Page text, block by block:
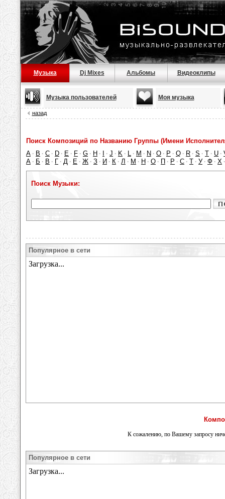
Музыка Dj Mixes Альбомы Видеоклипы
Музыка пользователей Моя музыка
назад
Поиск Композиций по Названию Группы (Имени
A · B · C · D · E · F · G · H · · J · K · L · M · N · O · P · Q · R · S · T · U ·
А · Б · В · Г · Д · Е · Ж · З · И · К · Л · М · Н · О · П · Р · С · Т · У · Ф · Х
Поиск Музыки:
Популярное в сети
К сожалению, по Вашему запросу
Популярное в сети